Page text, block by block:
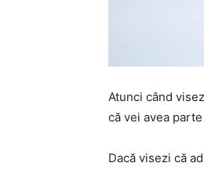
Atunci când
că vei avea
Dacă visezi că